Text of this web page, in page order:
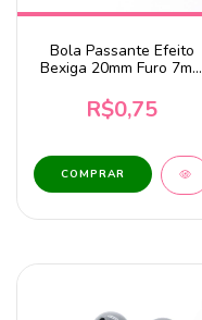
Bola Passante Efeito
Bexiga 20mm Furo 7mm
R$0,75